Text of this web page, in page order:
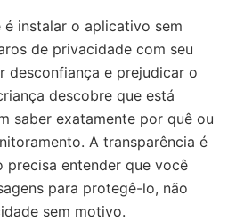
instalar o aplicativo sem
de privacidade com seu
desconfiança e prejudicar o
descobre que está
saber exatamente por quê ou
A transparência é
precisa entender que você
para protegê-lo, não
sem motivo.